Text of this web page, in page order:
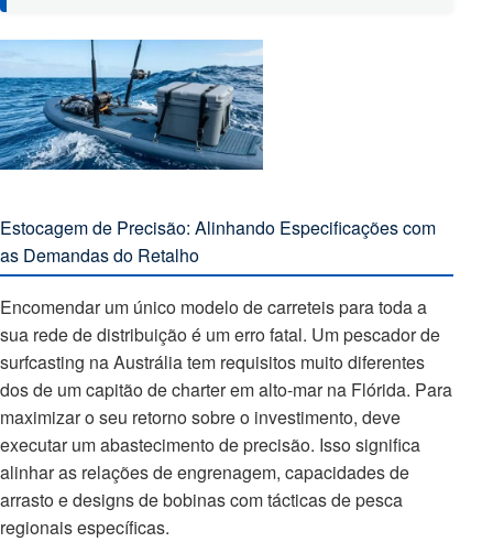
Estocagem de Precisão: Alinhando Especificações com
as Demandas do Retalho
Encomendar um único modelo de carreteis para toda a
sua rede de distribuição é um erro fatal. Um pescador de
surfcasting na Austrália tem requisitos muito diferentes
dos de um capitão de charter em alto-mar na Flórida. Para
maximizar o seu retorno sobre o investimento, deve
executar um abastecimento de precisão. Isso significa
alinhar as relações de engrenagem, capacidades de
arrasto e designs de bobinas com tácticas de pesca
regionais específicas.